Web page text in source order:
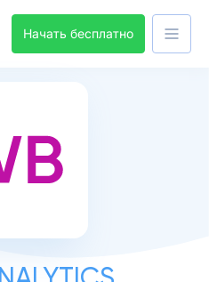
Начать бесплатно